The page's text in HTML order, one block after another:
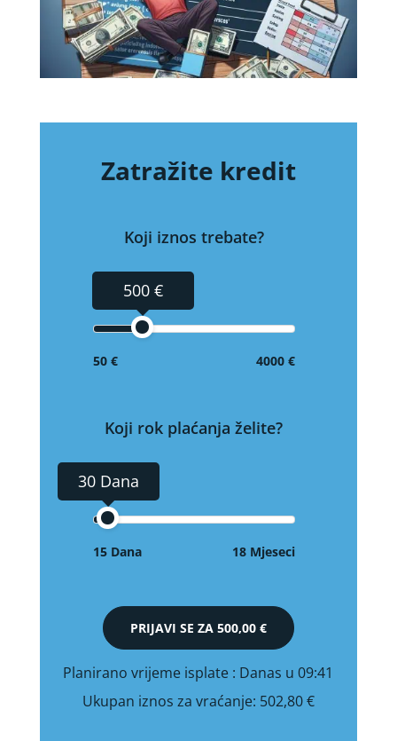
Zatražite kredit
Koji iznos trebate?
500 €
50 € 4000 €
Koji rok plaćanja želite?
30 Dana
15 Dana 18 Mjeseci
PRIJAVI SE ZA 500,00 €
Planirano vrijeme isplate : Danas u 09:41
Ukupan iznos za vraćanje: 502,80 €